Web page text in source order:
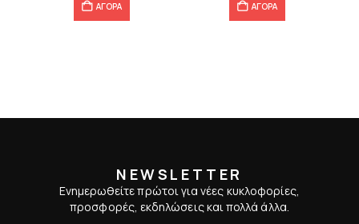
ΑΓΟΡΑ ΑΓΟΡΑ
NEWSLETTER
Ενημερωθείτε πρώτοι για νέες κυκλοφορίες,
προσφορές, εκδηλώσεις και πολλά άλλα.